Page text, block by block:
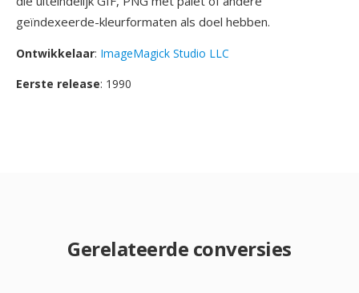
geïndexeerde-kleurformaten als doel hebben.
Ontwikkelaar: ImageMagick Studio LLC
Eerste release: 1990
Gerelateerde conversies